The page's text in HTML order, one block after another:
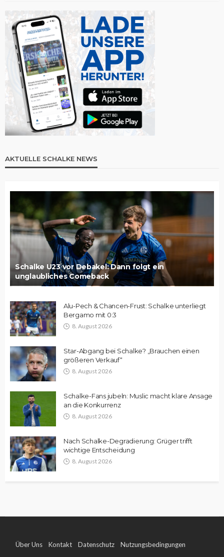
AKTUELLE SCHALKE NEWS
Schalke U23 vor Debakel: Dann folgt ein
unglaubliches Comeback
Alu-Pech & Chancen-Frust: Schalke unterliegt
Bergamo mit 0:3
8. August 2026
Star-Abgang bei Schalke? „Brauchen einen
größeren Verkauf“
8. August 2026
Schalke-Fans jubeln: Muslic macht klare Ansage
an die Konkurrenz
8. August 2026
Nach Schalke-Degradierung: Grüger trifft
wichtige Entscheidung
8. August 2026
Über Uns Kontakt Datenschutz Nutzungsbedingungen